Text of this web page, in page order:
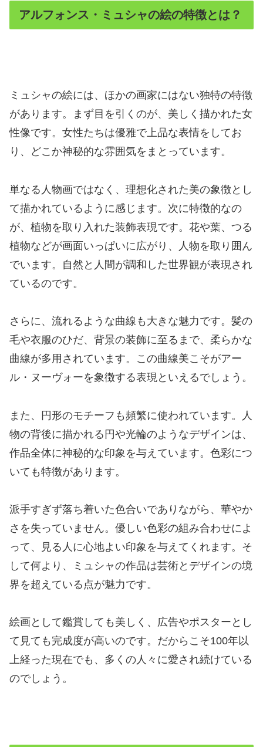
アルフォンス・ミュシャの絵の特徴とは？
ミュシャの絵には、ほかの画家にはない独特の特徴
があります。まず目を引くのが、美しく描かれた女
性像です。女性たちは優雅で上品な表情をしてお
り、どこか神秘的な雰囲気をまとっています。
単なる人物画ではなく、理想化された美の象徴とし
て描かれているように感じます。次に特徴的なの
が、植物を取り入れた装飾表現です。花や葉、つる
植物などが画面いっぱいに広がり、人物を取り囲ん
でいます。自然と人間が調和した世界観が表現され
ているのです。
さらに、流れるような曲線も大きな魅力です。髪の
毛や衣服のひだ、背景の装飾に至るまで、柔らかな
曲線が多用されています。この曲線美こそがアー
ル・ヌーヴォーを象徴する表現といえるでしょう。
また、円形のモチーフも頻繁に使われています。人
物の背後に描かれる円や光輪のようなデザインは、
作品全体に神秘的な印象を与えています。色彩につ
いても特徴があります。
派手すぎず落ち着いた色合いでありながら、華やか
さを失っていません。優しい色彩の組み合わせによ
って、見る人に心地よい印象を与えてくれます。そ
して何より、ミュシャの作品は芸術とデザインの境
界を超えている点が魅力です。
絵画として鑑賞しても美しく、広告やポスターとし
て見ても完成度が高いのです。だからこそ100年以
上経った現在でも、多くの人々に愛され続けている
のでしょう。